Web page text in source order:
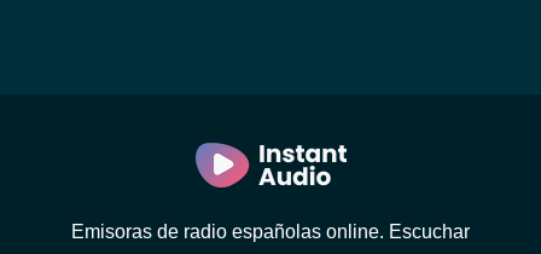
Emisoras de radio españolas online. Escuchar